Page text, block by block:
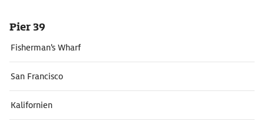
Pier 39
Fisherman's Wharf
San Francisco
Kalifornien